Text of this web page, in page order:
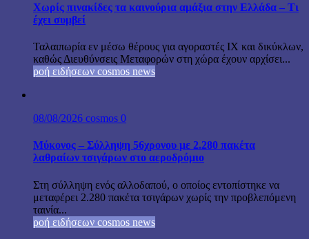
Χωρίς πινακίδες τα καινούρια αμάξια στην Ελλάδα – Τι
έχει συμβεί
Ταλαιπωρία εν μέσω θέρους για αγοραστές ΙΧ και δικύκλων,
καθώς Διευθύνσεις Μεταφορών στη χώρα έχουν αρχίσει...
ροή ειδήσεων cosmos news
08/08/2026 cosmos 0
Μύκονος – Σύλληψη 56χρονου με 2.280 πακέτα
λαθραίων τσιγάρων στο αεροδρόμιο
Στη σύλληψη ενός αλλοδαπού, ο οποίος εντοπίστηκε να
μεταφέρει 2.280 πακέτα τσιγάρων χωρίς την προβλεπόμενη
ταινία...
ροή ειδήσεων cosmos news